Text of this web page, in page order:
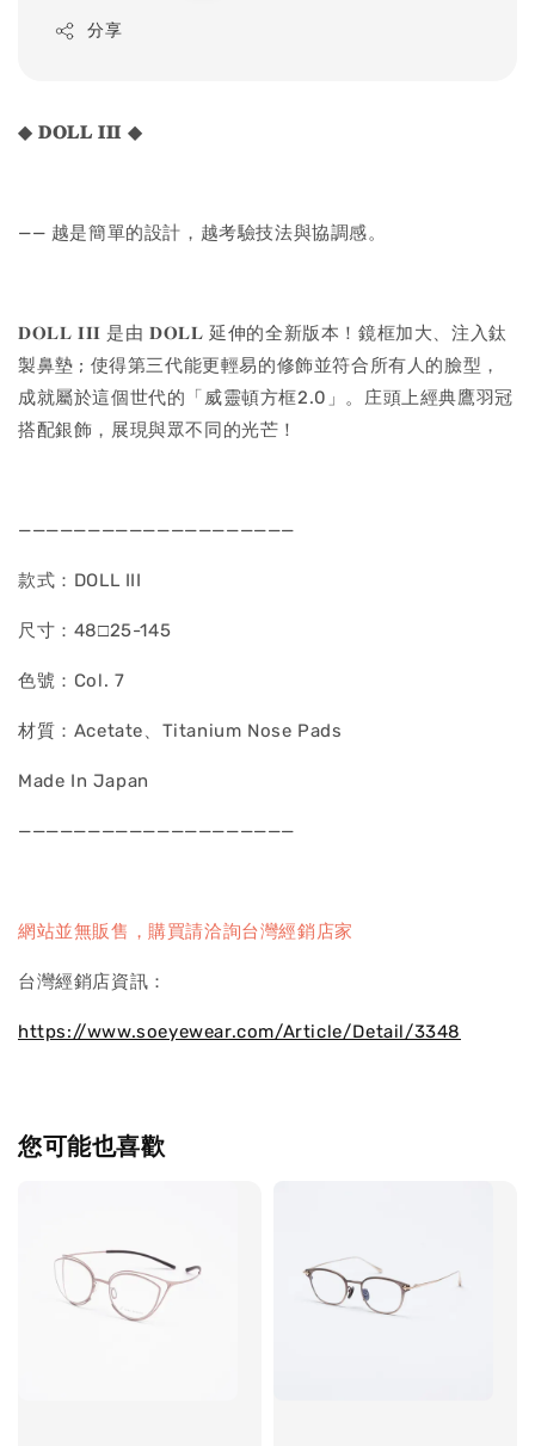
分享
◆𝐃𝐎𝐋𝐋 𝐈𝐈𝐈 ◆
—— 越是簡單的設計，越考驗技法與協調感。
𝐃𝐎𝐋𝐋 𝐈𝐈𝐈 是由 𝐃𝐎𝐋𝐋 延伸的全新版本！鏡框加大、注入鈦
製鼻墊 ; 使得第三代能更輕易的修飾並符合所有人的臉型，
成就屬於這個世代的「威靈頓方框2.0」。庄頭上經典鷹羽冠
搭配銀飾，展現與眾不同的光芒！
————————————————————
款式：DOLL III
尺寸：48□25-145
色號：Col. 7
材質：Acetate、Titanium Nose Pads
Made In Japan
————————————————————
網站並無販售，購買請洽詢台灣經銷店家
台灣經銷店資訊：
https://www.soeyewear.com/Article/Detail/3348
您可能也喜歡